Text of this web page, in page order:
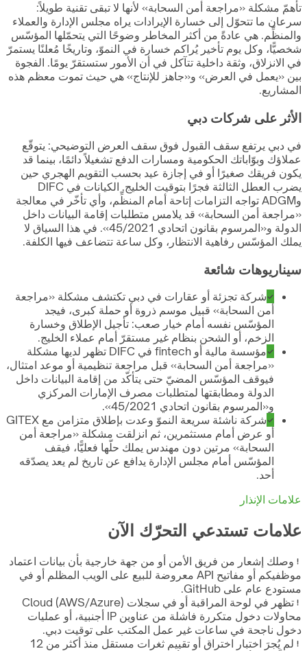
تأهمّ مشكلة «مراجعة أمن السحابة» لأنها لا تبقى تقنية طويلاً:
سرعان ما تتحوّل إلى خسارة الإيرادات يراه مجلس الإدارة والعملاء
والمنظِّم. هي عادةً من أكثر المخاطر وضوحًا التي يتحمّلها المؤسّس
شخصيًّا، وكل يوم تأخير يُراكم خسارة في النموّ، وتاريخًا مُعلنًا يستمرّ
في الانزلاق، وثقة داخلية تتآكل في أن الأمور ستستقرّ يومًا. الفجوة
بين «يعمل في العرض» و«جاهز للإنتاج» هي حيث تموت معظم هذه
المشاريع.
الأثر على شركات دبي
في دبي يرتفع سقف القبول فوق سقف العرض التوضيحي: يتوقّع
عملاؤك وبوّاباتك الحكومية ومسارات الدفع تشغيلاً دائمًا، بينما قد
يكون فريقك صغيرًا أو في إجازة عيد بحسب التقويم الهجري حين
يضرب العطل الثالثة فجرًا بتوقيت الخليج. الكيانات في DIFC
وADGM تواجه التزامات إتاحة أمام المنظِّم، وأي تأخّر في معالجة
«مراجعة أمن السحابة» قد يلامس متطلبات إقامة البيانات داخل
الدولة و«المرسوم بقانون اتحادي 45/2021». في هذا السياق لا
يملك المؤسّس رفاهية الانتظار، وكل ساعة تتضاعف فيها الكلفة.
سيناريوهات شائعة
شركة تجزئة أو عقارات في دبي تكتشف مشكلة «مراجعة
أمن السحابة» قبيل موسم ذروة أو حملة كبرى، فيجد
المؤسّس نفسه أمام خيار صعب: تأجيل الإطلاق وخسارة
الزخم، أو الشحن بنظام غير مستقرّ أمام عملاء الخليج.
مؤسسة مالية أو fintech في DIFC تظهر لديها مشكلة
«مراجعة أمن السحابة» قبل مراجعة تنظيمية أو موعد امتثال،
فيوقف المؤسّس المضيّ حتى يتأكّد من إقامة البيانات داخل
الدولة ومطابقتها لمتطلبات مصرف الإمارات المركزي
و«المرسوم بقانون اتحادي 45/2021».
شركة ناشئة سريعة النموّ وعدت بإطلاق متزامن مع GITEX
أو عرض أمام مستثمرين، ثم انزلقت مشكلة «مراجعة أمن
السحابة» مرتين دون مهندس يملك حلّها فعليًّا، فيقف
المؤسّس أمام مجلس الإدارة يدافع عن تاريخ لم يعد يصدّقه
أحد.
علامات الإنذار
علامات تستدعي التحرّك الآن
وصلك إشعار من فريق الأمن أو من جهة خارجية بأن بيانات اعتماد
موظفيكم أو مفاتيح API معروضة للبيع على الويب المظلم أو في
مستودع عام على GitHub.
تظهر في لوحة المراقبة أو في سجلات Cloud (AWS/Azure)
محاولات دخول متكررة فاشلة من عناوين IP أجنبية، أو عمليات
دخول ناجحة في ساعات غير عمل المكتب على توقيت دبي.
لم يُجرَ اختبار اختراق أو تقييم ثغرات مستقل منذ أكثر من 12